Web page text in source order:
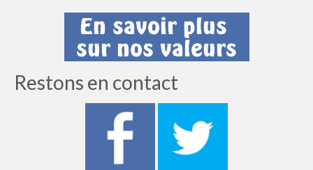
Restons en contact